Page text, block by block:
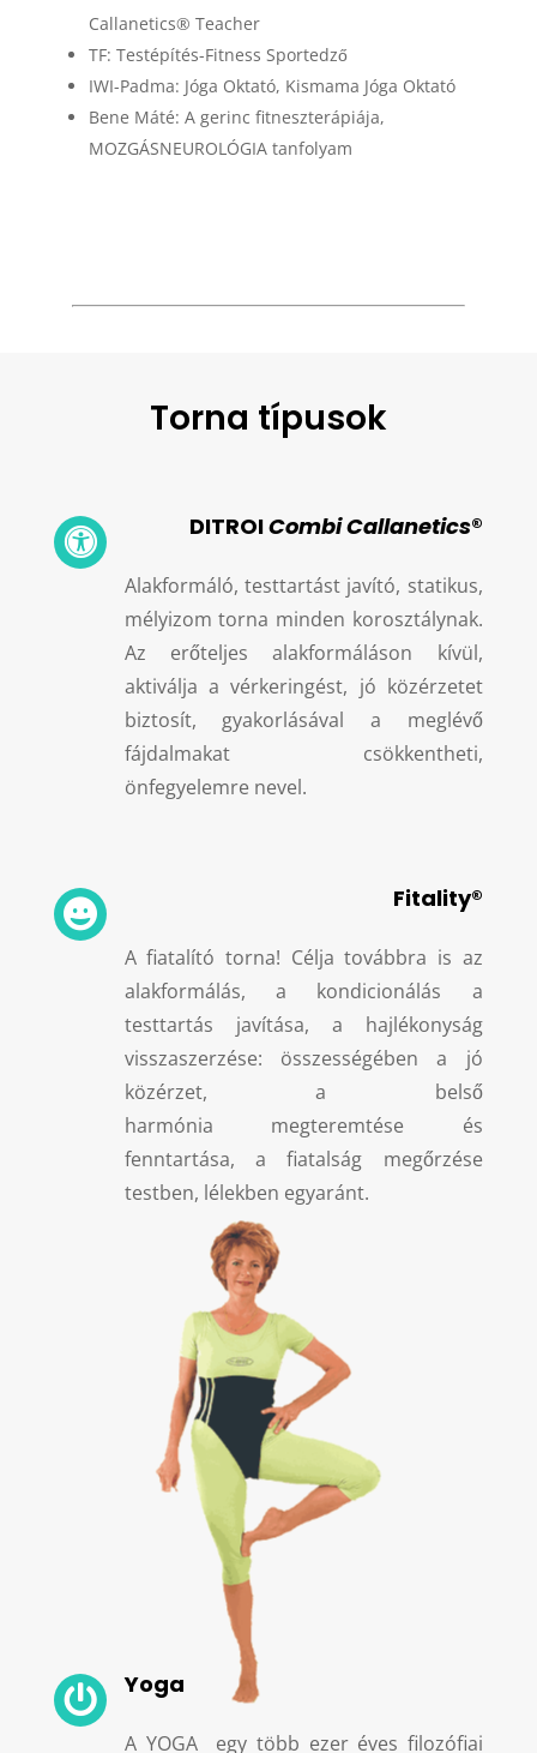
Callanetics® Teacher
TF: Testépítés-Fitness Sportedző
IWI-Padma: Jóga Oktató, Kismama Jóga Oktató
Bene Máté: A gerinc fitneszterápiája,
MOZGÁSNEUROLÓGIA tanfolyam
Torna típusok
 DITROICombi Callanetics®
Alakformáló, testtartást javító, statikus,
mélyizom torna minden korosztálynak.
Az erőteljes alakformáláson kívül,
aktiválja a vérkeringést, jó közérzetet
biztosít, gyakorlásával a meglévő
fájdalmakat csökkentheti,
önfegyelemre nevel.
 Fitality®
A fiatalító torna! Célja továbbra is az
alakformálás, a kondicionálás a
testtartás javítása, a hajlékonyság
visszaszerzése: összességében a jó
közérzet, a belső
harmónia megteremtése és
fenntartása, a fiatalság megőrzése
testben, lélekben egyaránt.
 Yoga
A YOGA egy több ezer éves filozófiai